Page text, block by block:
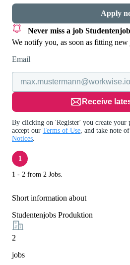
Apply
Never miss a job
We notify you, as soon as fitting new
Email
Receive
By clicking on 'Register' you create
accept our Terms of Use, and take note
Notices.
1
1 - 2 from 2 Jobs.
Short information about
Studentenjobs Produktion
2
jobs